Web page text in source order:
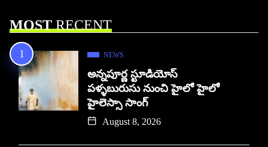
MOSTRECENT
NEWS
అన్నపూర్ణ స్టూడియోస్
పళ్ళబురుసు నుంచి హైలో హైలో
హైలెస్సా సాంగ్
August 8, 2026